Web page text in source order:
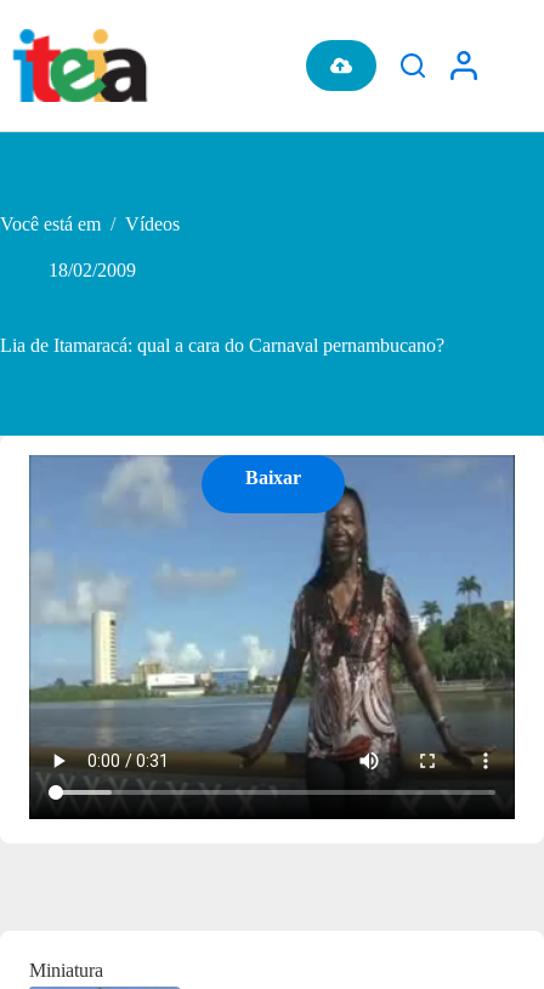
para
conteúdo
Você está em / Vídeos
18/02/2009
Lia de Itamaracá: qual a cara do Carnaval pernambucano?
Baixar
Miniatura